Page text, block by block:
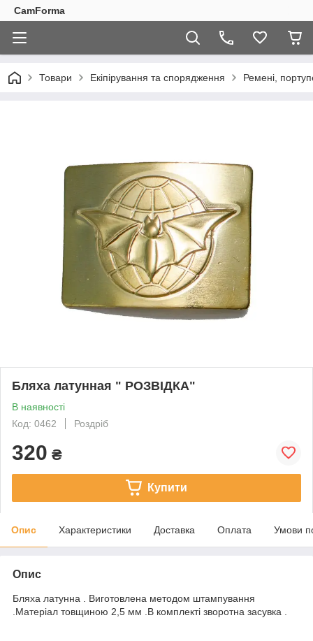
CamForma
Товари Екіпірування та спорядження Ремені,
Бляха латунная " РОЗВІДКА"
В наявності
Код: 0462
Роздріб
320 ₴
Купити
Опис Характеристики Доставка Оплата Умови
Опис
Бляха латунна . Виготовлена методом штампування
.Матеріал товщиною 2,5 мм .В комплекті зворотна засувка .